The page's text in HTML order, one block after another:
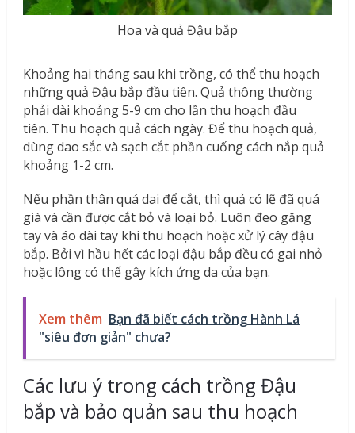
Hoa và quả Đậu bắp
Khoảng hai tháng sau khi trồng, có thể thu hoạch
những quả Đậu bắp đầu tiên. Quả thông thường
phải dài khoảng 5-9 cm cho lần thu hoạch đầu
tiên. Thu hoạch quả cách ngày. Để thu hoạch quả,
dùng dao sắc và sạch cắt phần cuống cách nắp quả
khoảng 1-2 cm.
Nếu phần thân quá dai để cắt, thì quả có lẽ đã quá
già và cần được cắt bỏ và loại bỏ. Luôn đeo găng
tay và áo dài tay khi thu hoạch hoặc xử lý cây đậu
bắp. Bởi vì hầu hết các loại đậu bắp đều có gai nhỏ
hoặc lông có thể gây kích ứng da của bạn.
Xem thêm Bạn đã biết cách trồng Hành Lá
"siêu đơn giản" chưa?
Các lưu ý trong cách trồng Đậu
bắp và bảo quản sau thu hoạch